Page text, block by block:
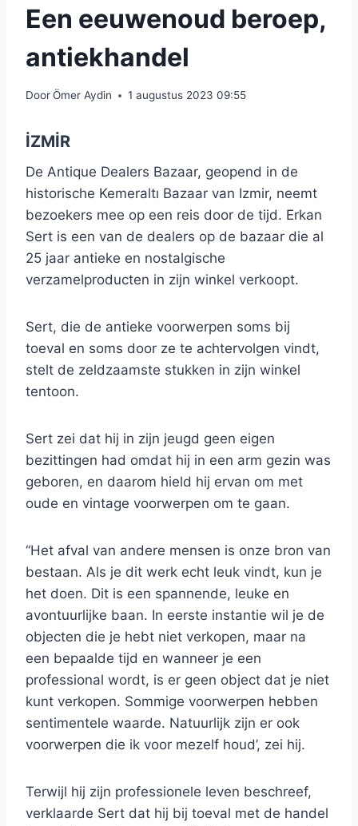
Een eeuwenoud beroep,
antiekhandel
DoorÖmer Aydin 1 augustus 2023 09:55
İZMİR
De Antique Dealers Bazaar, geopend in de
historische Kemeraltı Bazaar van Izmir, neemt
bezoekers mee op een reis door de tijd. Erkan
Sert is een van de dealers op de bazaar die al
25 jaar antieke en nostalgische
verzamelproducten in zijn winkel verkoopt.
Sert, die de antieke voorwerpen soms bij
toeval en soms door ze te achtervolgen vindt,
stelt de zeldzaamste stukken in zijn winkel
tentoon.
Sert zei dat hij in zijn jeugd geen eigen
bezittingen had omdat hij in een arm gezin was
geboren, en daarom hield hij ervan om met
oude en vintage voorwerpen om te gaan.
“Het afval van andere mensen is onze bron van
bestaan. Als je dit werk echt leuk vindt, kun je
het doen. Dit is een spannende, leuke en
avontuurlijke baan. In eerste instantie wil je de
objecten die je hebt niet verkopen, maar na
een bepaalde tijd en wanneer je een
professional wordt, is er geen object dat je niet
kunt verkopen. Sommige voorwerpen hebben
sentimentele waarde. Natuurlijk zijn er ook
voorwerpen die ik voor mezelf houd’, zei hij.
Terwijl hij zijn professionele leven beschreef,
verklaarde Sert dat hij bij toeval met de handel